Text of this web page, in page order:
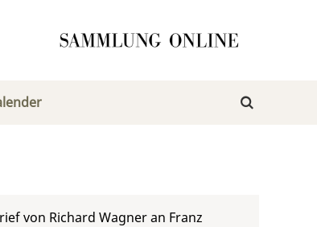
von Richard Wagner an Franz